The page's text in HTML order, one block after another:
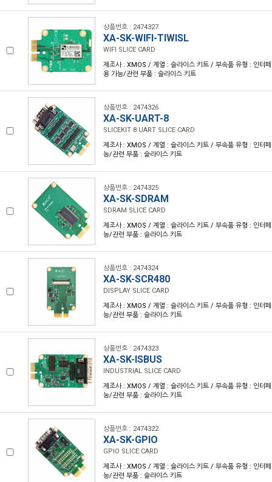
상품번호 : 2474327
XA-SK-WIFI-TIWISL
WIFI SLICE CARD
제조사 : XMOS / 계열 : 슬라이스 키트 / 부속품 유형 : 인터
용 가능/관련 부품 : 슬라이스 키트
상품번호 : 2474326
XA-SK-UART-8
SLICEKIT 8 UART SLICE CARD
제조사 : XMOS / 계열 : 슬라이스 키트 / 부속품 유형 : 인터
능/관련 부품 : 슬라이스 키트
상품번호 : 2474325
XA-SK-SDRAM
SDRAM SLICE CARD
제조사 : XMOS / 계열 : 슬라이스 키트 / 부속품 유형 : 인터
능/관련 부품 : 슬라이스 키트
상품번호 : 2474324
XA-SK-SCR480
DISPLAY SLICE CARD
제조사 : XMOS / 계열 : 슬라이스 키트 / 부속품 유형 : 인터
능/관련 부품 : 슬라이스 키트
상품번호 : 2474323
XA-SK-ISBUS
INDUSTRIAL SLICE CARD
제조사 : XMOS / 계열 : 슬라이스 키트 / 부속품 유형 : 인터
능/관련 부품 : 슬라이스 키트
상품번호 : 2474322
XA-SK-GPIO
GPIO SLICE CARD
제조사 : XMOS / 계열 : 슬라이스 키트 / 부속품 유형 : 인터
능/관련 부품 : 슬라이스 키트